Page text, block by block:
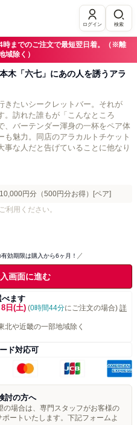
ログイン 検索
時までのご注文で最短翌日着。（※離
域除く）
木「六七」にあの人を誘うアラ
きたいシークレットバー。それが
。訪れた誰もが「こんなところ
、バーテンダー渾身の一杯をペア体
魅力。同店のアラカルトチケット
事な人だと告げていることに他なり
円分（500円分お得）[ペア]
利用ください。
効期限は購入から6ヶ月！
画面に進む
ます
日(土) (0時間44分にご注文の場合) 詳
や近畿の一部地域除く
ド対応可
討の方へ
場合は、専門スタッフがお客様の
ートいたします。下記フォームよ